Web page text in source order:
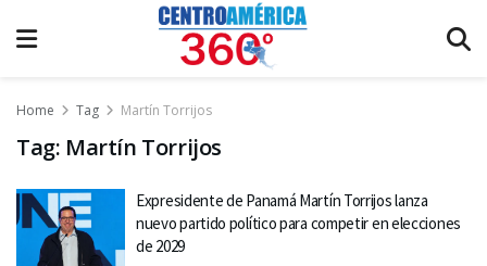
Home Tag Martín Torrijos
Tag: Martín Torrijos
Expresidente de Panamá Martín Torrijos lanza
nuevo partido político para competir en elecciones
de 2029